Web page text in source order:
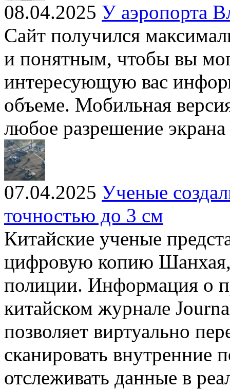
08.04.2025 У аэропорта
Сайт получился
и понятным, чтобы вы
интересующую вас
объеме. Мобильная
любое разрешение
07.04.2025 Ученые
точностью до 3 см
Китайские ученые
цифровую копию
полиции. Информация о
китайском журнале
позволяет виртуально
сканировать внутренние
отслеживать данные в